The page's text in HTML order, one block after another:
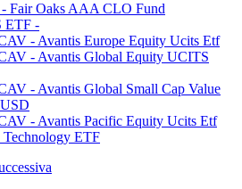
Fair Oaks AAA CLO Fund
ETF -
- Avantis Europe Equity Ucits Etf
- Avantis Global Equity UCITS
- Avantis Global Small Cap Value
- Avantis Pacific Equity Ucits Etf
ETF